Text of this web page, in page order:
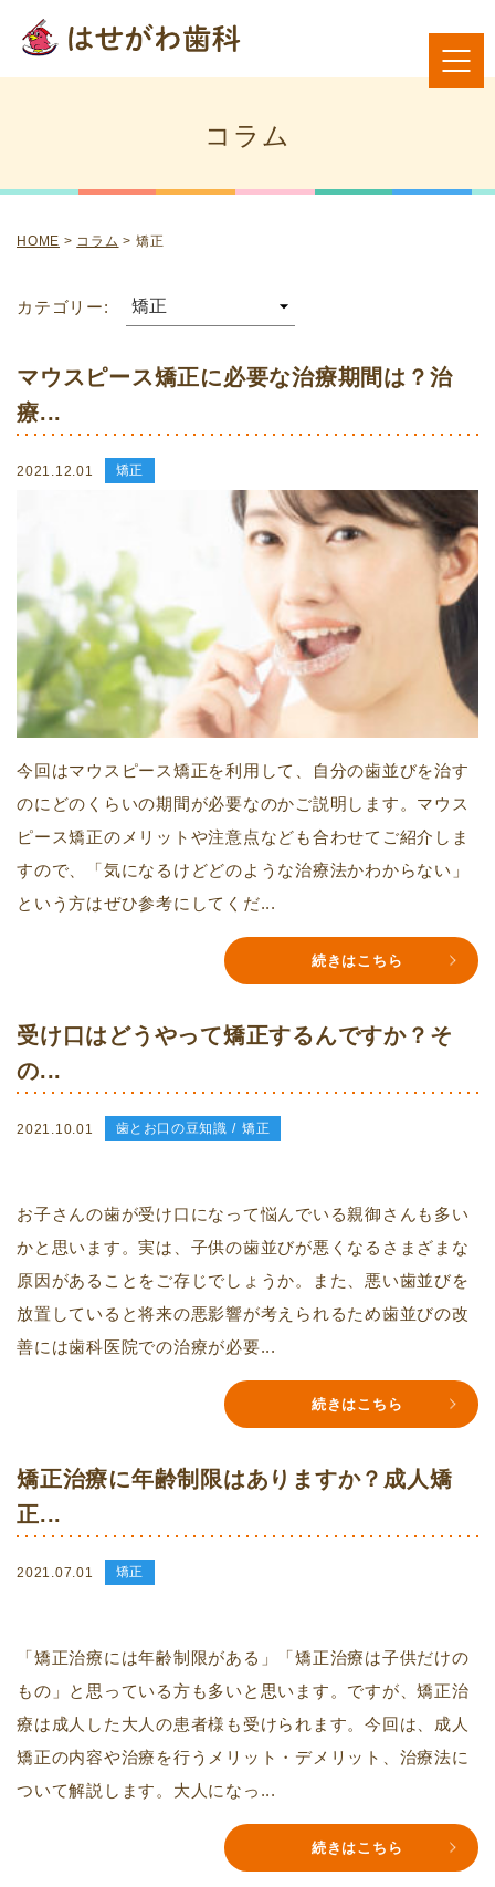
コラム
HOME > コラム > 矯正
カテゴリー:
マウスピース矯正に必要な治療期間は？治
療...
2021.12.01 矯正
今回はマウスピース矯正を利用して、自分の歯並びを治す
のにどのくらいの期間が必要なのかご説明します。マウス
ピース矯正のメリットや注意点なども合わせてご紹介しま
すので、「気になるけどどのような治療法かわからない」
という方はぜひ参考にしてくだ...
続きはこちら
受け口はどうやって矯正するんですか？そ
の...
2021.10.01 歯とお口の豆知識 矯正
お子さんの歯が受け口になって悩んでいる親御さんも多い
かと思います。実は、子供の歯並びが悪くなるさまざまな
原因があることをご存じでしょうか。また、悪い歯並びを
放置していると将来の悪影響が考えられるため歯並びの改
善には歯科医院での治療が必要...
続きはこちら
矯正治療に年齢制限はありますか？成人矯
正...
2021.07.01 矯正
「矯正治療には年齢制限がある」「矯正治療は子供だけの
もの」と思っている方も多いと思います。ですが、矯正治
療は成人した大人の患者様も受けられます。今回は、成人
矯正の内容や治療を行うメリット・デメリット、治療法に
ついて解説します。大人になっ...
続きはこちら